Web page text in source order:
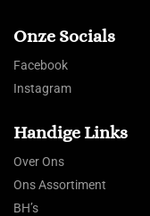
Onze Socials
Facebook
Instagram
Handige Links
Over Ons
Ons Assortiment
BH’s